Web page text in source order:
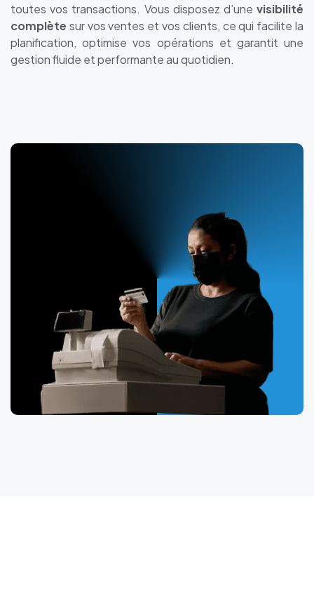
toutes vos transactions. Vous disposez d’une visibilité
complète sur vos ventes et vos clients, ce qui facilite la
planification, optimise vos opérations et garantit une
gestion fluide et performante au quotidien.